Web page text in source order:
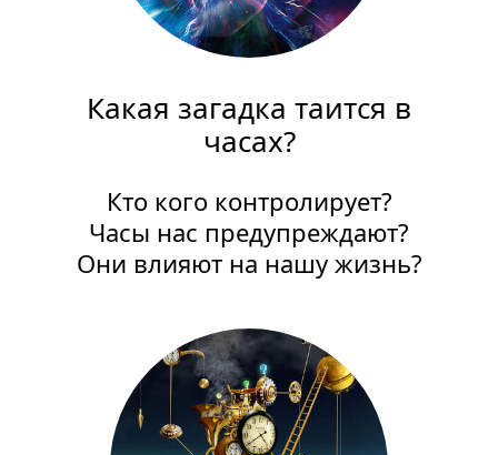
Какая загадка таится в
часах?
Кто кого контролирует?
Часы нас предупреждают?
Они влияют на нашу жизнь?